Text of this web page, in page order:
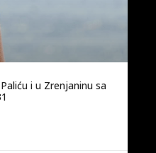
i u Zrenjaninu sa